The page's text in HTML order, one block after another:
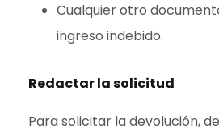
Cualquier otro
ingreso indebido.
Redactar la solicitud
Para solicitar la devolución,